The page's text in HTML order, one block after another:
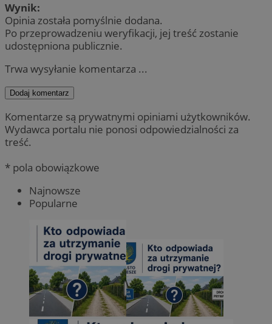
Wynik:
Opinia została pomyślnie dodana.
Po przeprowadzeniu weryfikacji, jej treść zostanie
udostępniona publicznie.
Trwa wysyłanie komentarza ...
Dodaj komentarz
Komentarze są prywatnymi opiniami użytkowników.
Wydawca portalu nie ponosi odpowiedzialności za
treść.
* pola obowiązkowe
Najnowsze
Popularne